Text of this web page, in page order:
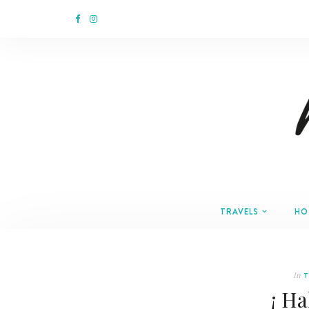
TRAVELS
In
¡